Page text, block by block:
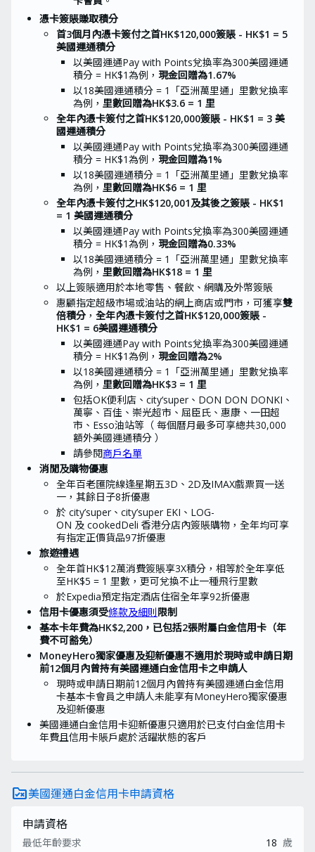
憑卡簽賬賺取積分
首3個月內憑卡簽付之首HK$120,000簽賬 - HK$1 = 5
美國運通積分
以美國運通Pay with Points兌換率為300美國運通
積分 = HK$1為例， 現金回贈為1.67%
以18美國運通積分 = 1「亞洲萬里通」里數兌換率
為例， 里數回贈為HK$3.6 = 1 里
全年內憑卡簽付之首HK$120,000簽賬 - HK$1 = 3 美
國運通積分
以美國運通Pay with Points兌換率為300美國運通
積分 = HK$1為例， 現金回贈為1%
以18美國運通積分 = 1「亞洲萬里通」里數兌換率
為例， 里數回贈為HK$6 = 1 里
全年內憑卡簽付之HK$120,001及其後之簽賬 - HK$1
= 1 美國運通積分
以美國運通Pay with Points兌換率為300美國運通
積分 = HK$1為例， 現金回贈為0.33%
以18美國運通積分 = 1「亞洲萬里通」里數兌換率
為例， 里數回贈為HK$18 = 1 里
以上簽賬適用於本地零售、餐飲、網購及外幣簽賬
惠顧指定超級市場或油站的網上商店或門市，可獲享雙
倍積分 ， 全年內憑卡簽付之首HK$120,000簽賬 -
HK$1 = 6美國運通積分
以美國運通Pay with Points兌換率為300美國運通
積分 = HK$1為例， 現金回贈為2%
以18美國運通積分 = 1「亞洲萬里通」里數兌換率
為例， 里數回贈為HK$3 = 1 里
包括OK便利店、city‘super、DON DON DONKI、
萬寧、百佳、崇光超市、屈臣氏、惠康、一田超
市、Esso油站等（ 每個曆月最多可享總共30,000
額外美國運通積分 ）
請參閱商戶名單
消閒及購物優惠
全年百老匯院線逢星期五3D、2D及IMAX戲票買一送
一，其餘日子8折優惠
於 city’super、city’super EKI、LOG-
ON 及 cookedDeli 香港分店內簽賬購物，全年均可享
有指定正價貨品97折優惠
旅遊禮遇
全年首HK$12萬消費簽賬享3X積分，相等於全年享低
至HK$5 = 1 里數，更可兌換不止一種飛行里數
於Expedia預定指定酒店住宿全年享92折優惠
信用卡優惠須受條款及細則限制
基本卡年費為HK$2,200，已包括2張附屬白金信用卡（年
費不可豁免）
MoneyHero獨家優惠及迎新優惠不適用於現時或申請日期
前12個月內曾持有美國運通白金信用卡之申請人
現時或申請日期前12個月內曾持有美國運通白金信用
卡基本卡會員之申請人未能享有MoneyHero獨家優惠
及迎新優惠
美國運通白金信用卡迎新優惠只適用於已支付白金信用卡
年費且信用卡賬戶處於活躍狀態的客戶
rule_folder美國運通白金信用卡申請資格
申請資格
最低年齡要求 18 歲